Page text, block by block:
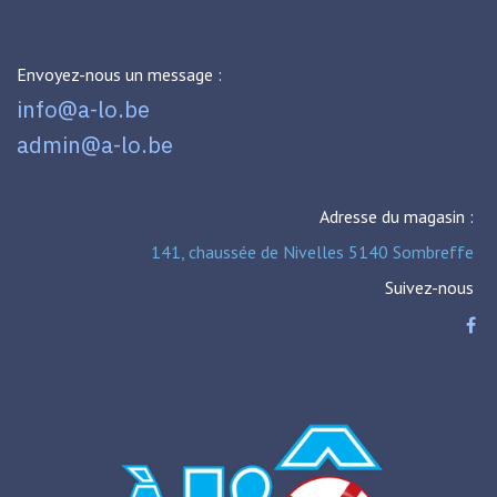
Envoyez-nous un message :
info@a-lo.be
admin@a-lo.be
Adresse du magasin :
141, chaussée de Nivelles 5140 Sombreffe
Suivez-nous